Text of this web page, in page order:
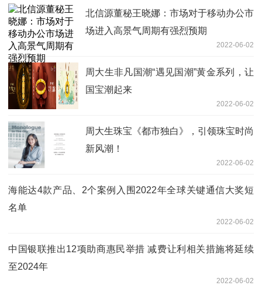
北信源董秘王晓娜：市场对于移动办公市
场进入高景气周期有强烈预期
2022-06-02
周大生非凡国潮“遇见国潮”黄金系列，让
国宝潮起来
2022-06-02
周大生珠宝《都市独白》，引领珠宝时尚
新风潮！
2022-06-02
海能达4款产品、2个案例入围2022年全球关键通信大奖短
名单
2022-06-02
中国银联推出12项助商惠民举措 减费让利相关措施将延续
至2024年
2022-06-02